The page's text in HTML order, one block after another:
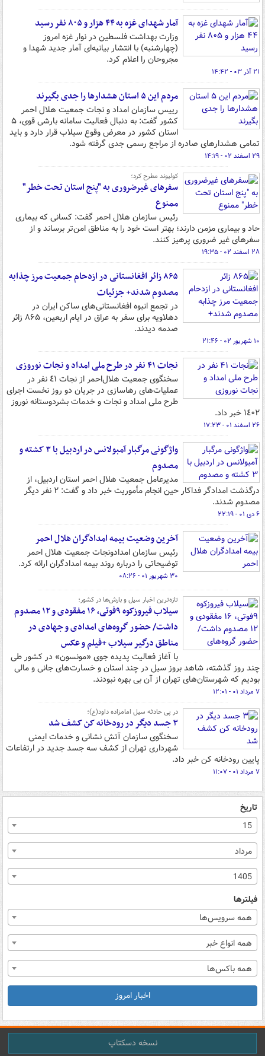
آمار شهدای غزه به ۴۴ هزار و ۸۰۵ نفر رسید
وزارت بهداشت فلسطین در نوار غزه امروز
(چهارشنبه) با انتشار بیانیه‌ای آمار جدید شهدا و
مجروحان را اعلام کرد.
۲۱ آذر ۰۳ - ۱۴:۴۲
مردم این ۵ استان هشدارها را جدی بگیرند
رییس سازمان امداد و نجات جمعیت هلال احمر
کشور گفت: به دنبال فعالیت سامانه بارشی قوی، ۵
استان کشور در معرض وقوع سیلاب قرار دارد و باید
تمامی هشدارهای صادره از مراجع رسمی جدی گرفته شود.
۲۹ اسفند ۰۲ - ۱۴:۱۹
کولیوند مطرح کرد؛
سفرهای غیرضروری به "پنج استان تحت خطر"
ممنوع
رئیس سازمان هلال احمر گفت: کسانی که بیماری
حاد و بیماری مزمن دارند؛ بهتر است خود را به مناطق امن‌تر برساند و از
سفرهای غیر ضروری پرهیز کنند.
۲۸ اسفند ۰۲ - ۱۹:۳۵
۸۶۵ زائر افغانستانی در ازدحام جمعیت مرز چذابه
مصدوم شدند+ جزئیات
در تجمع انبوه افغانستانی‌های ساکن ایران در
دهلاویه برای سفر به عراق در ایام اربعین، ۸۶۵ زائر
صدمه دیدند.
۱۰ شهریور ۰۲ - ۲۱:۴۶
نجات ۴۱ نفر در طرح ملی امداد و نجات نوروزی
سخنگوی جمعیت هلال‌احمر از نجات ٤١ نفر در
عملیات‌های رهاسازی در جریان دو روز نخست اجرای
طرح ملی امداد و نجات و خدمات بشردوستانه نوروز
١٤٠٢ خبر داد.
۲۶ اسفند ۰۱ - ۱۷:۲۳
واژگونی مرگبار آمبولانس در اردبیل با ۳ کشته و
مصدوم
مدیرعامل جمعیت هلال احمر استان اردبیل، از
درگذشت امدادگر فداکار حین انجام مأموریت خبر داد و گفت: ۲ نفر دیگر
مصدوم شدند.
۶ دی ۰۱ - ۲۲:۱۹
آخرین وضعیت بیمه امدادگران هلال احمر
رئیس سازمان امدادونجات جمعیت هلال احمر
توضیحاتی را درباره روند بیمه امدادگران ارائه کرد.
۳۰ شهریور ۰۱ - ۰۸:۲۶
تازه‌ترین اخبار سیل و بارش‌ها در کشور؛
سیلاب فیروزکوه ۹فوتی، ۱۶ مفقودی و ۱۲ مصدوم
داشت/ حضور گروه‌های امدادی و جهادی در
مناطق درگیر سیلاب +فیلم و عکس
با آغاز فعالیت پدیده جوی «مونسون» در کشور طی
چند روز گذشته، شاهد بروز سیل در چند استان و خسارت‌های جانی و مالی
بودیم که شهرستان‌های تهران از آن بی بهره نبودند.
۷ مرداد ۰۱ - ۱۲:۰۱
در پی حادثه سیل امامزاده داود(ع)؛
۳ جسد دیگر در رودخانه کن کشف شد
سخنگوی سازمان آتش نشانی و خدمات ایمنی
شهرداری تهران از کشف سه جسد جدید در ارتفاعات
پایین رودخانه کن خبر داد.
۷ مرداد ۰۱ - ۱۱:۰۷
تاریخ
15
مرداد
1405
فیلترها
همه سرویس‌ها
همه انواع خبر
همه باکس‌ها
اخبار امروز
نسخه دسکتاپ